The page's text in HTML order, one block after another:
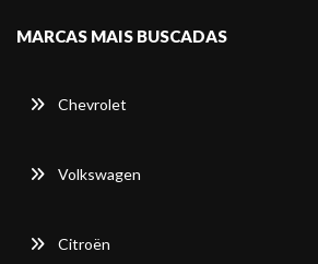
MARCAS MAIS BUSCADAS
Chevrolet
Volkswagen
Citroën